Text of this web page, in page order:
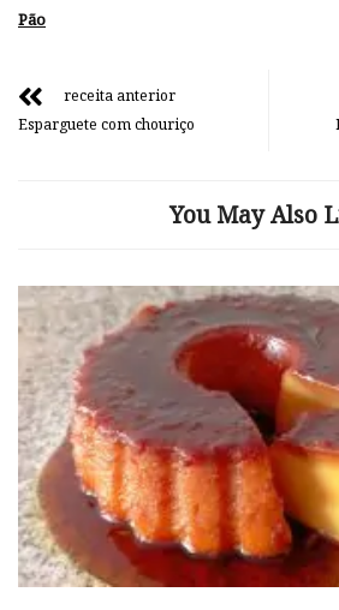
Pão
receita anterior
Esparguete com chouriço
You May Also